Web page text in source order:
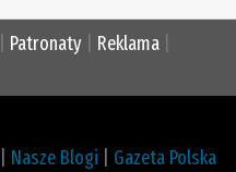
Patronaty Reklama
Nasze Blogi
Gazeta Polska